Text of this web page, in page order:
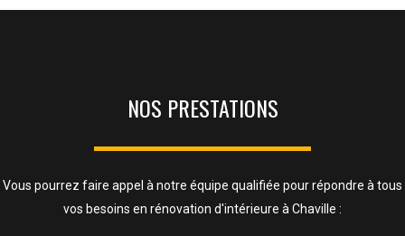
NOS PRESTATIONS
Vous pourrez faire appel à notre équipe qualifiée pour répondre à tous
vos besoins en rénovation d'intérieure à Chaville :